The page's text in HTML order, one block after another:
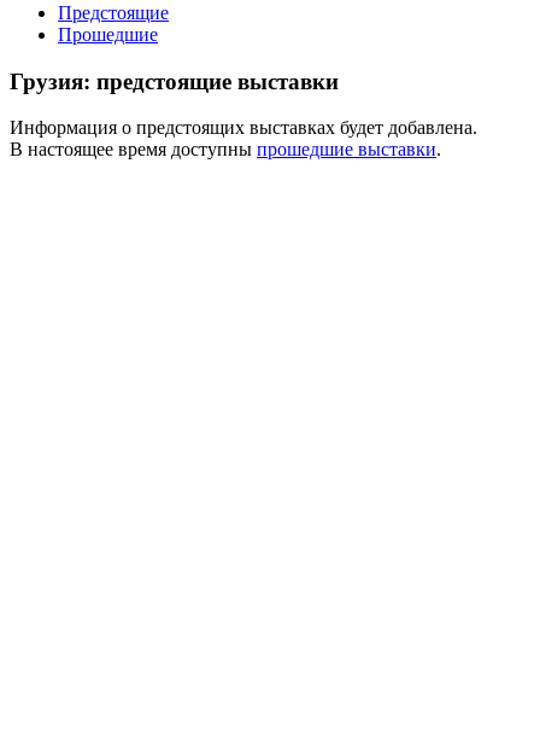
Предстоящие
Прошедшие
Грузия: предстоящие выставки
Информация о предстоящих выставках будет добавлена.
В настоящее время доступны прошедшие выставки.